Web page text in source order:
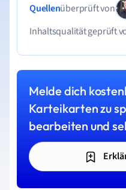
Quellenüberprüft von
Inhaltsqualität geprüft
Melde dich
Karteikarten zu
bearbeiten und